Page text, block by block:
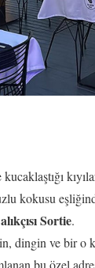
kokusu
Sortie.
dingin ve bir o
bu özel